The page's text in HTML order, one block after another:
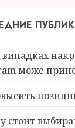
може
стоит